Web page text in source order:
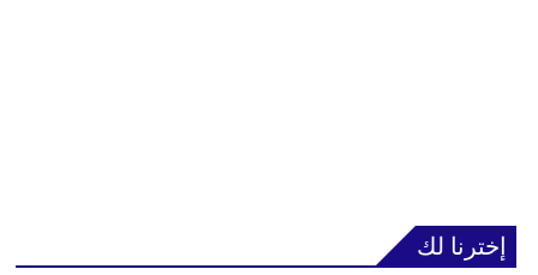
إخترنا لك